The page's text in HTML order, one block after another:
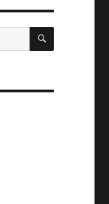
検